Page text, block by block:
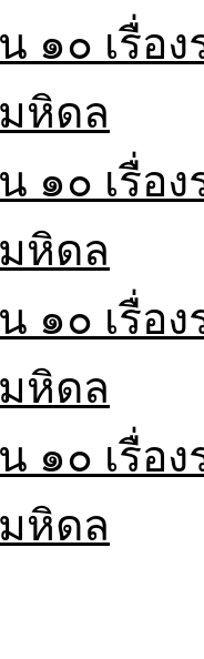
๑๐ เรื่อ
หิดล
๑๐ เรื่อ
หิดล
๑๐ เรื่อ
หิดล
๑๐ เรื่อ
หิดล